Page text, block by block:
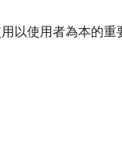
以使用者為本的重